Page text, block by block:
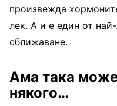
произвежда
лек. А и е един от
сближаване.
Ама така
някого…